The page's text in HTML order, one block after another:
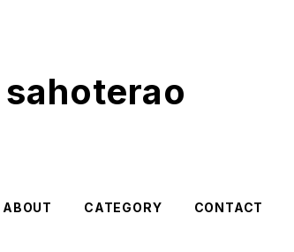
sahoterao
ABOUT CATEGORY CONTACT